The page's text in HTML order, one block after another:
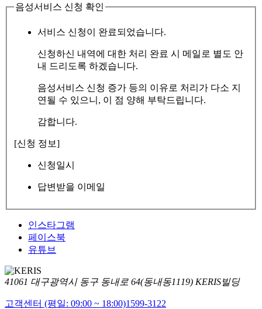
음성서비스 신청 확인
서비스 신청이 완료되었습니다.
신청하신 내역에 대한 처리 완료 시 메일로 별도 안
내 드리도록 하겠습니다.
음성서비스 신청 증가 등의 이유로 처리가 다소 지
연될 수 있으니, 이 점 양해 부탁드립니다.
감합니다.
[신청 정보]
신청일시
답변받을 이메일
인스타그램
페이스북
유튜브
41061 대구광역시 동구 동내로 64(동내동1119) KERIS빌딩
고객센터 (평일: 09:00 ~ 18:00)1599-3122